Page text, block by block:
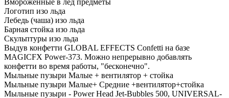
Логотип изо льда
Лебедь (чаша) изо льда
Барная стойка изо льда
Скульптуры изо льда
Выдув конфетти GLOBAL EFFECTS Confetti на базе
MAGICFX Power-373. Можно непрерывно добавлять
конфетти во время работы, "бесконечно".
Мыльные пузыри Малые + вентилятор + стойка
Мыльные пузыри Малые+ Средние +вентилятор+стойка
Мыльные пузыри - Power Head Jet-Bubbles 500, UNIVERSAL-